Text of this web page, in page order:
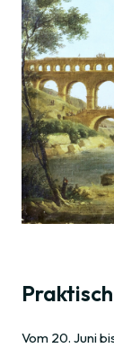
Vom 20. Juni